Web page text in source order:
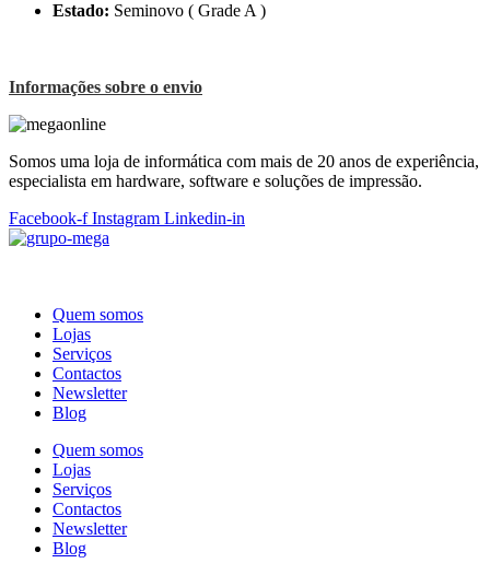
Estado: Seminovo ( Grade A )
Informações sobre o envio
Somos uma loja de informática com mais de 20 anos de experiência,
especialista em hardware, software e soluções de impressão.
Facebook-f Instagram Linkedin-in
Quem somos
Lojas
Serviços
Contactos
Newsletter
Blog
Quem somos
Lojas
Serviços
Contactos
Newsletter
Blog